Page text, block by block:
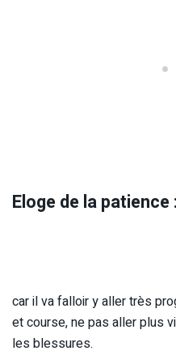
Eloge de la patience :
car il va falloir y aller très
et course, ne pas aller plus
les blessures.